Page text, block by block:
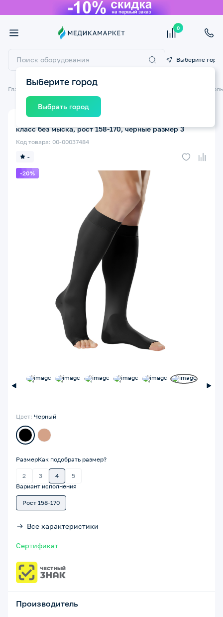
0
Выберите город
Выберите город
Выбрать город
Главная Компрессионный трикотаж
-20%
-
Код товара: 00-00037484
класс без мыска, рост 158-170, черные размер 3
Цвет: Черный
РазмерКак подобрать размер?
2 3 4
5
Вариант исполнения
Рост 158-170
Все характеристики
Сертификат
Производитель